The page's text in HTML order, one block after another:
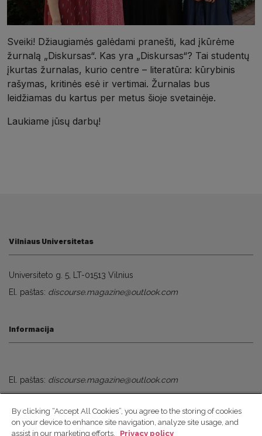
Sveiki! Džiaugiamės galėdami pranešti, kad įkūrėme
žurnalą „Diskursas“. Kas yra „Diskursas“? Tai studentų
įkurtas žurnalas, kurio centre – literatūra: kūrybinis
rašymas, kritinės esė ir vertimai. Žurnalas bus
leidžiamas du kartus per metus šioje svetainėje.
Laukiame jūsų darbų!
Vilniaus Universitetas
Universiteto g. 5, LT-01513 Vilnius
El. paštas: discourse.magazine@outlook.com
Informacija
El. paštas: discourse.magazine@outlook.com
Socialiniai Tinklai
By clicking “Accept All Cookies”, you agree to the storing of cookies
on your device to enhance site navigation, analyze site usage, and
assist in our marketing efforts.
Privacy policy